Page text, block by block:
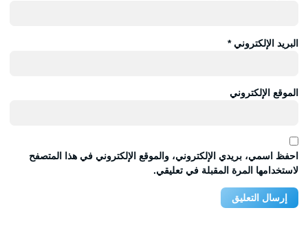
البريد الإلكتروني*
الموقع الإلكتروني
احفظ اسمي، بريدي الإلكتروني، والموقع الإلكتروني في هذا المتصفح
لاستخدامها المرة المقبلة في تعليقي.